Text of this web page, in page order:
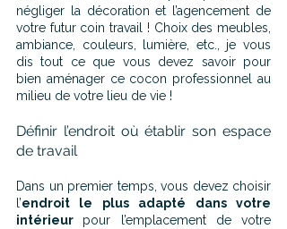
négliger la décoration et l’agencement de
votre futur coin travail ! Choix des meubles,
ambiance, couleurs, lumière, etc., je vous
dis tout ce que vous devez savoir pour
bien aménager ce cocon professionnel au
milieu de votre lieu de vie !
Définir l’endroit où établir son espace
de travail
Dans un premier temps, vous devez choisir
l’endroit le plus adapté dans votre
intérieur pour l’emplacement de votre